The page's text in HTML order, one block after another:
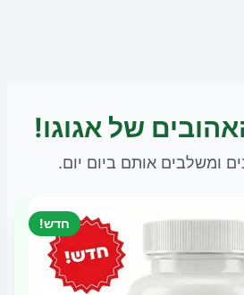
של אגוגו!
ומשלבים אותם ביום יום.
חדש!